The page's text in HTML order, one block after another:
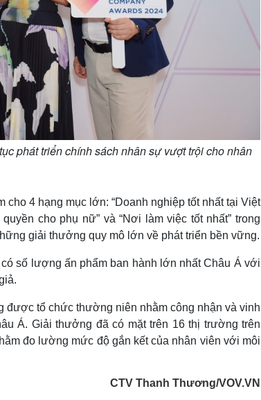
phát triển chính sách nhân sự vượt trội cho nhân
4 hạng mục lớn: “Doanh nghiệp tốt nhất tại Việt
cho phụ nữ” và “Nơi làm việc tốt nhất” trong
giải thưởng quy mô lớn về phát triển bền vững.
số lượng ấn phẩm ban hành lớn nhất Châu Á với
được tổ chức thường niên nhằm công nhận và vinh
Á. Giải thưởng đã có mặt trên 16 thị trường trên
đo lường mức độ gắn kết của nhân viên với môi
CTV Thanh Thương/VOV.VN